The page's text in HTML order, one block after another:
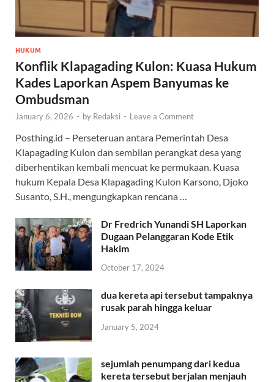
HUKUM
Konflik Klapagading Kulon: Kuasa Hukum
Kades Laporkan Aspem Banyumas ke
Ombudsman
January 6, 2026 - by Redaksi - Leave a Comment
Posthing.id – Perseteruan antara Pemerintah Desa
Klapagading Kulon dan sembilan perangkat desa yang
diberhentikan kembali mencuat ke permukaan. Kuasa
hukum Kepala Desa Klapagading Kulon Karsono, Djoko
Susanto, S.H., mengungkapkan rencana …
Dr Fredrich Yunandi SH Laporkan
Dugaan Pelanggaran Kode Etik
Hakim
October 17, 2024
dua kereta api tersebut tampaknya
rusak parah hingga keluar
January 5, 2024
sejumlah penumpang dari kedua
kereta tersebut berjalan menjauh